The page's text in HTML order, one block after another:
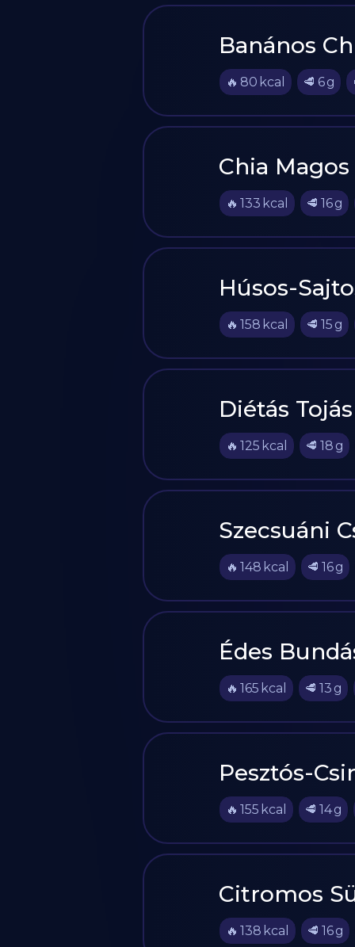
Banános
🔥 80 kcal 🥩 6g
Chia
🔥 133 kcal 🥩 16g
Húsos-
🔥 158 kcal 🥩 15 g
Diétás
🔥 125 kcal 🥩 18 g
Szecsuáni
🔥 148 kcal 🥩 16g
Édes
🔥 165 kcal 🥩 13 g
Pesztós-
🔥 155 kcal 🥩 14g
Citromos
🔥 138 kcal 🥩 16g